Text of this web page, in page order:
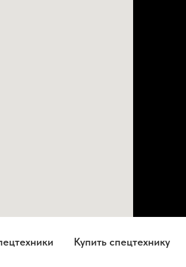
Купить спецтехнику